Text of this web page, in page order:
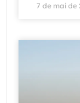
7 de mai de